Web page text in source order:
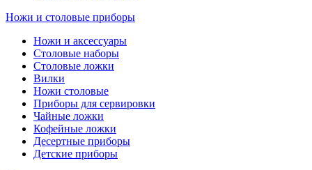
Ножи и столовые приборы
Ножи и аксессуары
Столовые наборы
Столовые ложки
Вилки
Ножи столовые
Приборы для сервировки
Чайные ложки
Кофейные ложки
Десертные приборы
Детские приборы